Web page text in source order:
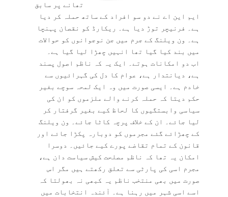
تھانے پر سابق
ایم این اے نے دو سو افراد کے ساتھ حملہ کر دیا
ہے۔ فرنیچر توڑ دیا ہے۔ ریکارڈ کو نقصان پہنچا
ہے۔ ون ویلنگ کے جرم میں جن نوجوانوں کو حوالات
میں بند کیا گیا تھا انہیں چھڑا لیا گیا ہے۔
اب دو امکانات ہوتے۔ ایک یہ کہ ناظم اصول پسند
ہے، دیانتدار ہے، عوام کا دل کی گہرائیوں سے
خادم ہے۔ ایسی صورت میں وہ ایک لمحہ سوچے بغیر
حکم دیتا کہ حملہ کرنے والے ملزموں کو ان کی
سیاسی وابستگیوں کا لحاظ کیے بغیر گرفتار کر
لیا جائے۔ ان کے خلاف پرچہ کاٹا جائے۔ ون ویلنگ
کے چھڑائے گئے مجرموں کو دوبارہ پکڑا جائے اور
قانون کے تمام تقاضے پورے کیے جائیں۔ دوسرا
امکان یہ تھا کہ ناظم مصلحت کیش سیاست دان ہے،
مجرم اسی کی پارٹی سے تعلق رکھتے ہیں مگر اس
صورت میں بھی منتخب ناظم یہ کبھی نہ بھولتا کہ
اسے اسی شہر میں رہنا ہے۔ آئندہ انتخابات میں